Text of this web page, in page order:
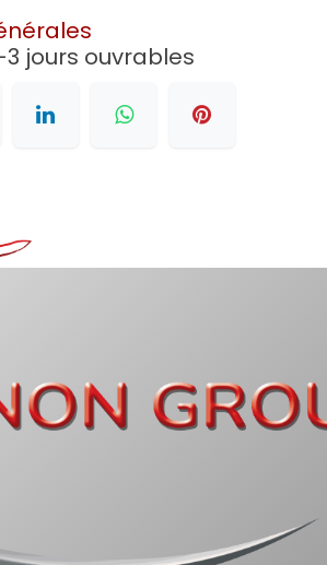
3 jours ouvrables